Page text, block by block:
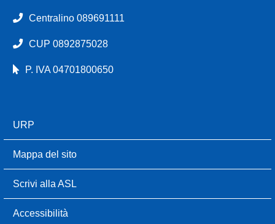
Centralino 089691111
CUP 0892875028
P. IVA 04701800650
URP
Mappa del sito
Scrivi alla ASL
Accessibilità